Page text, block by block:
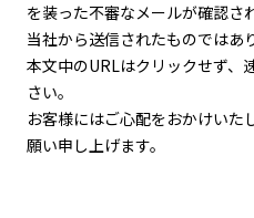
を装った不審なメールが確認さ
当社から送信されたものではあ
本文中のURLはクリックせず、
さい。
お客様にはご心配をおかけいた
願い申し上げます。